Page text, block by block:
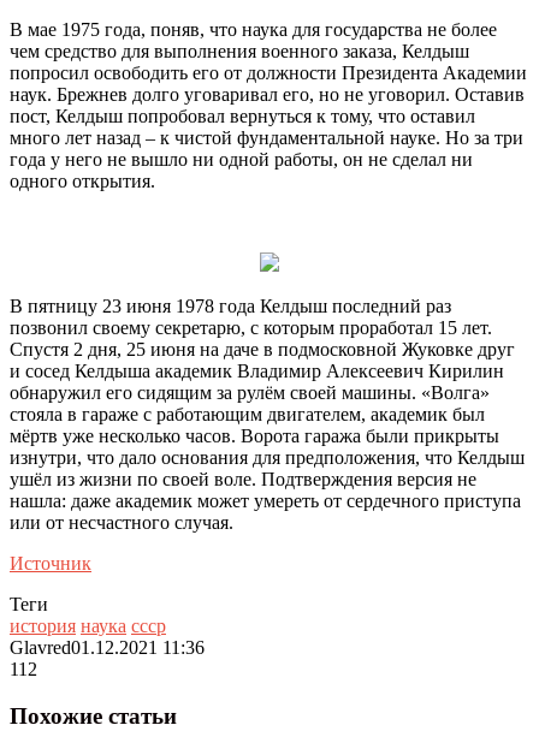
В мае 1975 года, поняв, что наука для государства не более
чем средство для выполнения военного заказа, Келдыш
попросил освободить его от должности Президента Академии
наук. Брежнев долго уговаривал его, но не уговорил. Оставив
пост, Келдыш попробовал вернуться к тому, что оставил
много лет назад – к чистой фундаментальной науке. Но за три
года у него не вышло ни одной работы, он не сделал ни
одного открытия.
В пятницу 23 июня 1978 года Келдыш последний раз
позвонил своему секретарю, с которым проработал 15 лет.
Спустя 2 дня, 25 июня на даче в подмосковной Жуковке друг
и сосед Келдыша академик Владимир Алексеевич Кирилин
обнаружил его сидящим за рулём своей машины. «Волга»
стояла в гараже с работающим двигателем, академик был
мёртв уже несколько часов. Ворота гаража были прикрыты
изнутри, что дало основания для предположения, что Келдыш
ушёл из жизни по своей воле. Подтверждения версия не
нашла: даже академик может умереть от сердечного приступа
или от несчастного случая.
Источник
Теги
история наука ссср
Glavred01.12.2021 11:36
112
Похожие статьи